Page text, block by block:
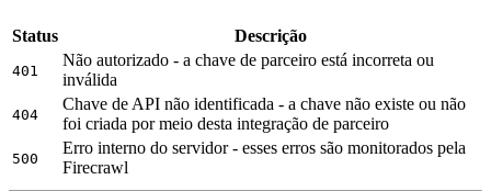
Status Descrição
401
Não autorizado - a chave de parceiro está incorreta ou
inválida
404
Chave de API não identificada - a chave não existe ou não
foi criada por meio desta integração de parceiro
500
Erro interno do servidor - esses erros são monitorados pela
Firecrawl